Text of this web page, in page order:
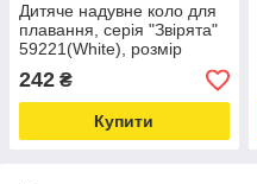
Дитяче надувне коло для
плавання, серія "Звірята"
59221(White), розмір
81х58 см Love&Life -
online-multimarket-
242 ₴
Купити